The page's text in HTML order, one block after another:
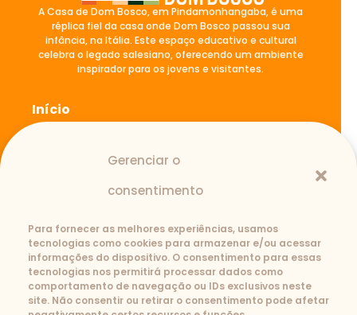
Gerenciar o
consentimento
Para fornecer as melhores experiências, usamos
tecnologias como cookies para armazenar e/ou acessar
informações do dispositivo. O consentimento para essas
tecnologias nos permitirá processar dados como
comportamento de navegação ou IDs exclusivos neste
site. Não consentir ou retirar o consentimento pode afetar
A Casa de Dom Bosco, em Pindamonhangaba, é uma
réplica fiel da casa onde Dom Bosco passou sua
infância, na Itália. Este espaço educativo e cultural
celebra o legado salesiano, oferecendo um ambiente
inspirador para os jovens e visitantes.
Início
A casa de Dom Bosco
Fale Conosco
Contato
(12) 3645-1110
3643-2239
casadedombosco@salesianos.com.br
Rua São João Bosco, 727-B. Santana -